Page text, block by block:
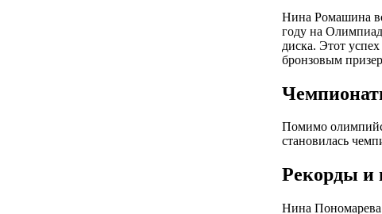
Нина Ромашина
году на
диска. Этот
бронзовым
Помимо
становилась
Рекорды и
Нина Пономарева